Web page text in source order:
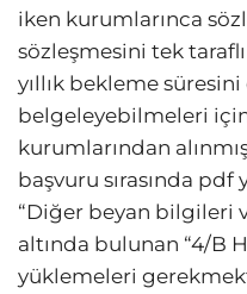
iken kurumlarınca
sözleşmesini tek
yıllık bekleme
belgeleyebilmeleri
kurumlarından
başvuru sırasında
“Diğer beyan bilgileri
altında bulunan “4/B
yüklemeleri